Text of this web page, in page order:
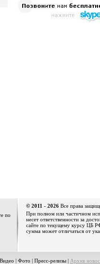
по
© 2011 - 2026 Все права
При полном или частичном
несет ответственности за
сайте по текущему курсу ЦБ
сумма может отличаться от
Видео | Фото | Пресс-релизы | Архив